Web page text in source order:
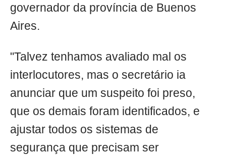
governador da província de Buenos
Aires.
"Talvez tenhamos avaliado mal os
interlocutores, mas o secretário ia
anunciar que um suspeito foi preso,
que os demais foram identificados, e
ajustar todos os sistemas de
segurança que precisam ser